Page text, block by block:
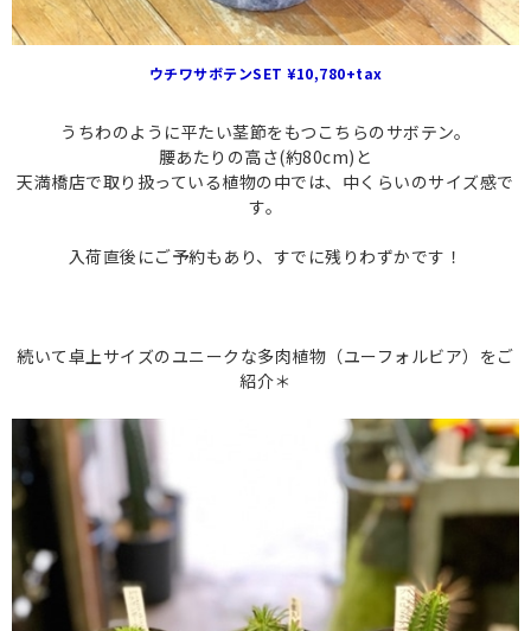
ウチワサボテンSET ¥10,780+tax
うちわのように平たい茎節をもつこちらのサボテン。
腰あたりの高さ(約80cm)と
天満橋店で取り扱っている植物の中では、中くらいのサイズ感で
す。
入荷直後にご予約もあり、すでに残りわずかです！
続いて卓上サイズのユニークな多肉植物（ユーフォルビア）をご
紹介＊